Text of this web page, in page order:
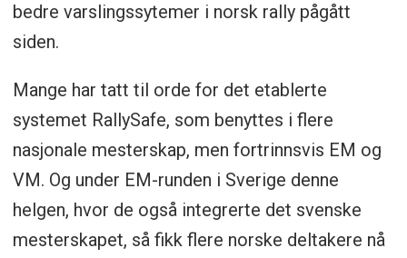
bedre varslingssytemer i norsk rally pågått
siden.
Mange har tatt til orde for det etablerte
systemet RallySafe, som benyttes i flere
nasjonale mesterskap, men fortrinnsvis EM og
VM. Og under EM-runden i Sverige denne
helgen, hvor de også integrerte det svenske
mesterskapet, så fikk flere norske deltakere nå